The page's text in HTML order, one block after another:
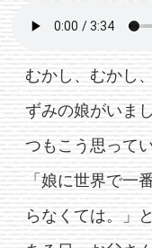
むかし、むかし
ずみの娘がいま
つもこう思って
「娘に世界で一
らなくては。」と